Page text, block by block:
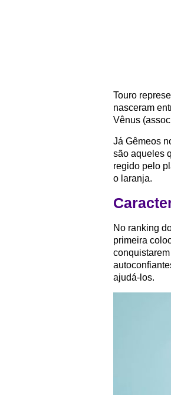
Touro
nasceram
Vênus
Já Gêmeos
são aqueles
regido pelo
o laranja.
No ranking
primeira
ajudá-los.